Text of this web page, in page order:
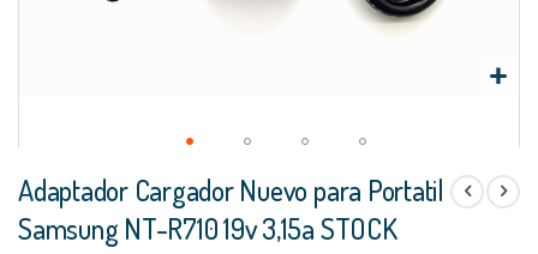
al
comienzo
de
Adaptador Cargador Nuevo para Portatil
Samsung NT-R710 19v 3,15a STOCK